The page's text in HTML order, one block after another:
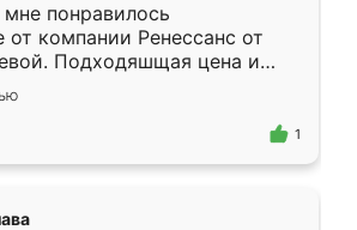
понравилось
от компании Ренессанс от
Подходяшщая цена и
изготовления. Приехавший
Владислав
моему эскизу самый
1